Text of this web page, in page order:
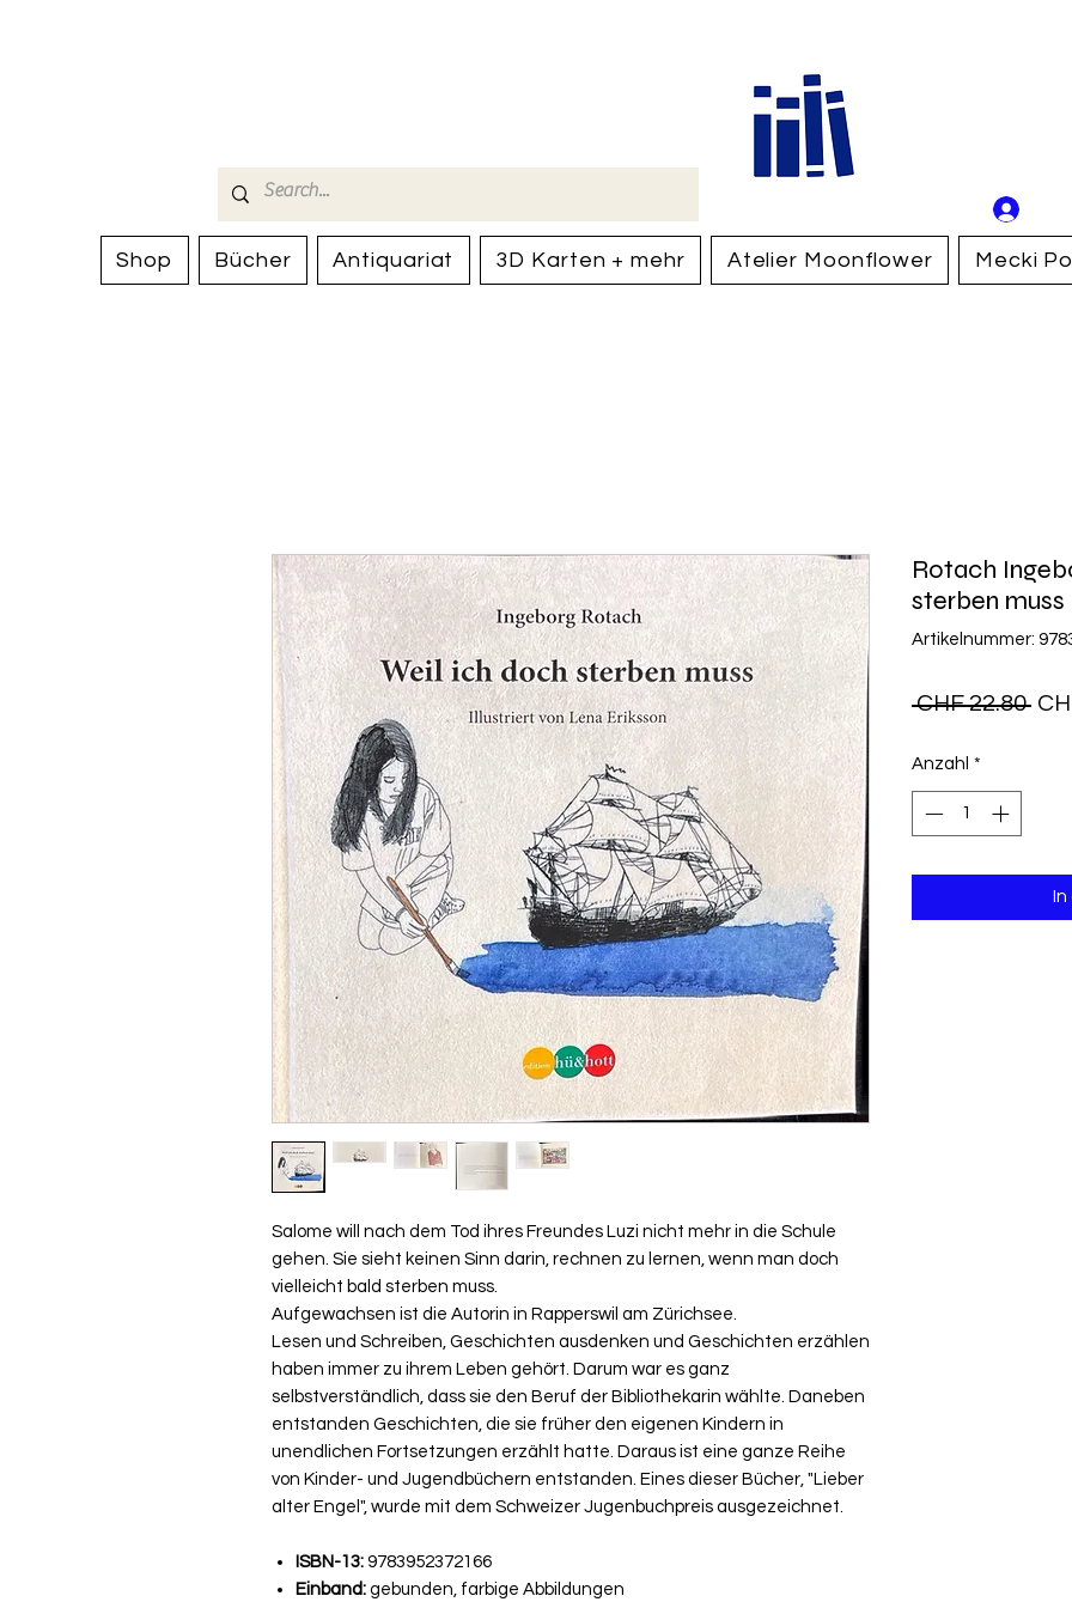
Shop Bücher Antiquariat 3D Karten + mehr Atelier Moonflower Mecki
Salome will nach dem Tod ihres Freundes Luzi nicht mehr in die Schule
gehen. Sie sieht keinen Sinn darin, rechnen zu lernen, wenn man doch
vielleicht bald sterben muss.
Aufgewachsen ist die Autorin in Rapperswil am Zürichsee.
Lesen und Schreiben, Geschichten ausdenken und Geschichten erzählen
haben immer zu ihrem Leben gehört. Darum war es ganz
selbstverständlich, dass sie den Beruf der Bibliothekarin wählte. Daneben
entstanden Geschichten, die sie früher den eigenen Kindern in
unendlichen Fortsetzungen erzählt hatte. Daraus ist eine ganze Reihe
von Kinder- und Jugendbüchern entstanden. Eines dieser Bücher, "Lieber
alter Engel", wurde mit dem Schweizer Jugenbuchpreis ausgezeichnet.
ISBN-13: 9783952372166
Einband: gebunden, farbige Abbildungen
Rotach
sterben muss
Artikelnummer:
CHF 22.80
Anzahl *